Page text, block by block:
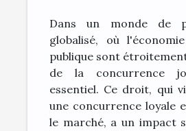
Dans un monde de
globalisé, où
publique sont
de la concurrence
essentiel. Ce droit, qui
une concurrence loyale
le marché, a un impact